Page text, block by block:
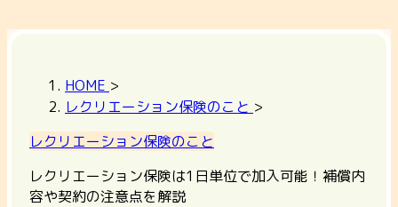
HOME >
レクリエーション保険のこと >
レクリエーション保険のこと
レクリエーション保険は1日単位で加入可能！補償内
容や契約の注意点を解説